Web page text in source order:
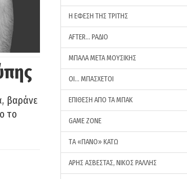
βαράνε
το
Η ΕΦΕΣΗ ΤΗΣ ΤΡΙΤΗΣ
AFTER… ΡΑΔΙΟ
ΜΠΑΛΑ ΜΕΤΑ ΜΟΥΣΙΚΗΣ
ΟΙ… ΜΠΑΣΧΕΤΟΙ
ΕΠΙΘΕΣΗ ΑΠΟ ΤΑ ΜΠΑΚ
GAME ZONE
ΤA «ΠΑΝΟ» ΚΑΤΩ
ΑΡΗΣ ΑΣΒΕΣΤΑΣ, ΝΙΚΟΣ ΡΑΛΛΗΣ